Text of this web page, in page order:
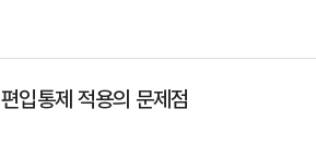
입통제 적용의 문제점